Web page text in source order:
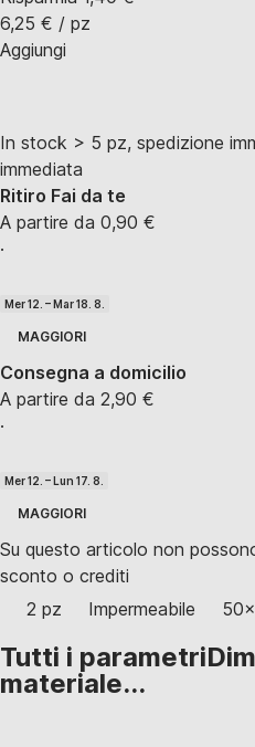
6,25 € / pz
Aggiungi
In stock > 5 pz, spedizione
immediata
Ritiro Fai da te
A partire da 0,90 €
·
Mer 12. – Mar 18. 8.
MAGGIORI
Consegna a domicilio
A partire da 2,90 €
·
Mer 12. – Lun 17. 8.
MAGGIORI
Su questo articolo non
sconto o crediti
2 pz
Impermeabile
Tutti i parametri
materiale...